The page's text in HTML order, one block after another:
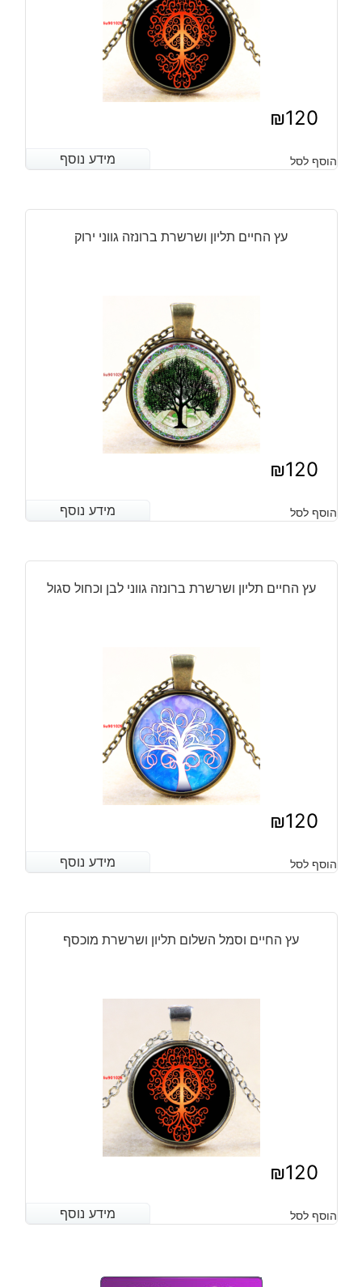
מוכסף
₪120
מידע נוסף הוסף לסל מידע נוסף
עץ החיים תליון ושרשרת ברונזה גווני ירוק
₪120
מידע נוסף הוסף לסל מידע נוסף
עץ החיים תליון ושרשרת ברונזה גווני לבן וכחול סגול
₪120
מידע נוסף הוסף לסל מידע נוסף
עץ החיים וסמל השלום תליון ושרשרת מוכסף
₪120
מידע נוסף הוסף לסל מידע נוסף